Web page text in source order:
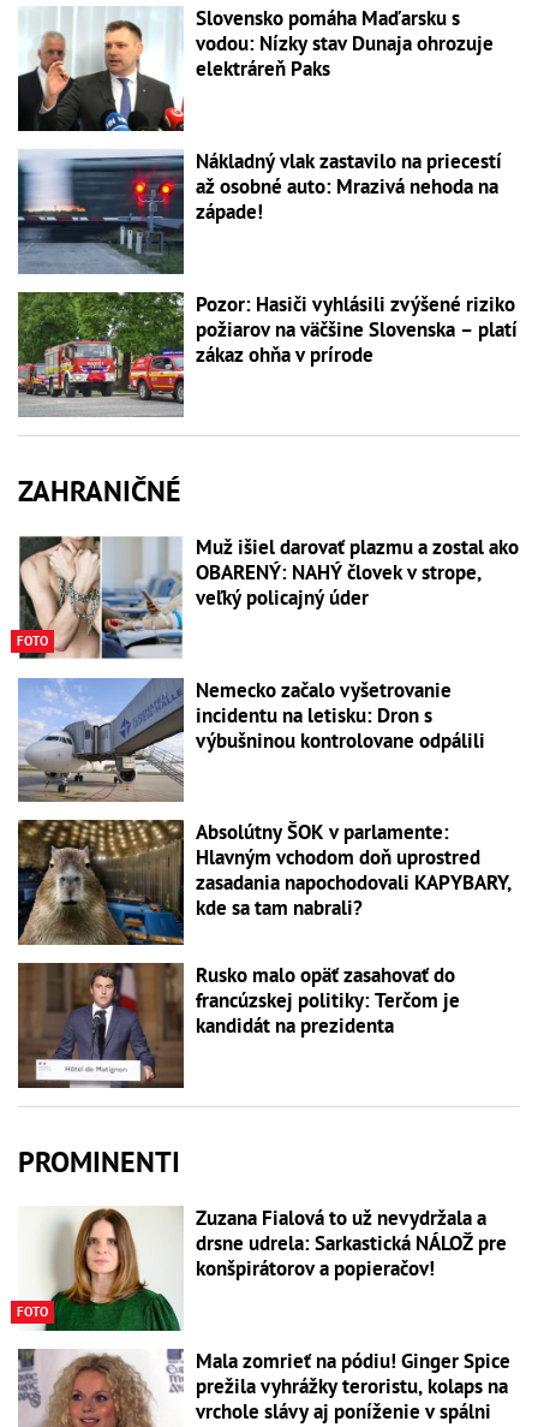
Slovensko pomáha Maďarsku s
vodou: Nízky stav Dunaja ohrozuje
elektráreň Paks
Nákladný vlak zastavilo na priecestí
až osobné auto: Mrazivá nehoda na
západe!
Pozor: Hasiči vyhlásili zvýšené riziko
požiarov na väčšine Slovenska – platí
zákaz ohňa v prírode
ZAHRANIČNÉ
FOTO
Muž išiel darovať plazmu a zostal ako
OBARENÝ: NAHÝ človek v strope,
veľký policajný úder
Nemecko začalo vyšetrovanie
incidentu na letisku: Dron s
výbušninou kontrolovane odpálili
Absolútny ŠOK v parlamente:
Hlavným vchodom doň uprostred
zasadania napochodovali KAPYBARY,
kde sa tam nabrali?
Rusko malo opäť zasahovať do
francúzskej politiky: Terčom je
kandidát na prezidenta
PROMINENTI
FOTO
Zuzana Fialová to už nevydržala a
drsne udrela: Sarkastická NÁLOŽ pre
konšpirátorov a popieračov!
Mala zomrieť na pódiu! Ginger Spice
prežila vyhrážky teroristu, kolaps na
vrchole slávy aj poníženie v spálni